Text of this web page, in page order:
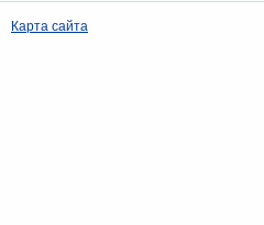
Карта сайта